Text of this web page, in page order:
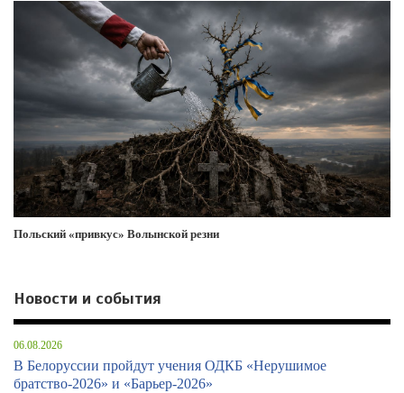
Польский «привкус» Волынской резни
Новости и события
06.08.2026
В Белоруссии пройдут учения ОДКБ «Нерушимое
братство-2026» и «Барьер-2026»